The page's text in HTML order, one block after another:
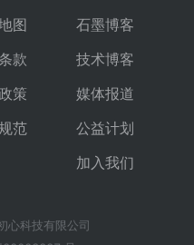
图
款
策
范
石墨博客
技术博客
媒体报道
公益计划
加入我们
科技有限公司